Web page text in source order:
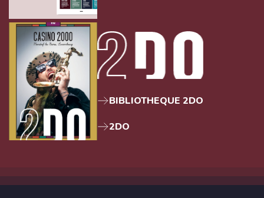
BIBLIOTHEQUE 2DO
2DO